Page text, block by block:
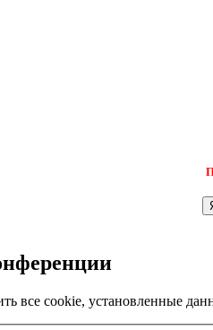
все cookie, установленные